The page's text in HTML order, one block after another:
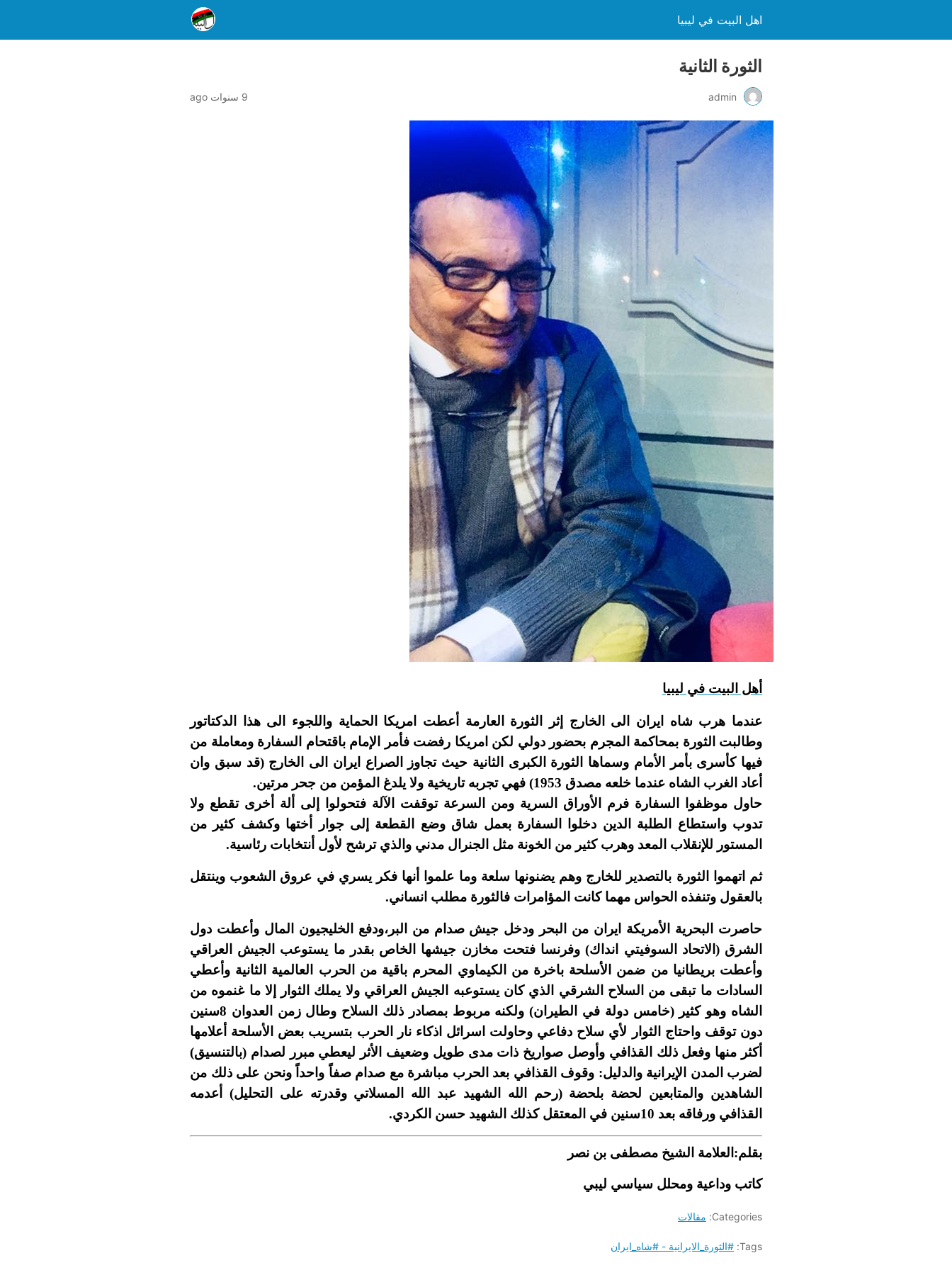
اهل البيت في ليبيا
الثورة الثانية
admin 9 سنوات ago
أهل البيت في ليبيا
عندما هرب شاه ايران الى الخارج إثر الثورة العارمة أعطت امريكا الحماية واللجوء الى هذا الدكتاتور
وطالبت الثورة بمحاكمة المجرم بحضور دولي لكن امريكا رفضت فأمر الإمام باقتحام السفارة ومعاملة من
فيها كأسرى بأمر الأمام وسماها الثورة الكبرى الثانية حيث تجاوز الصراع ايران الى الخارج (قد سبق وان
أعاد الغرب الشاه عندما خلعه مصدق 1953) فهي تجربه تاريخية ولا يلدغ المؤمن من جحر مرتين.
حاول موظفوا السفارة فرم الأوراق السرية ومن السرعة توقفت الآلة فتحولوا إلى ألة أخرى تقطع ولا
تدوب واستطاع الطلبة الدين دخلوا السفارة بعمل شاق وضع القطعة إلى جوار أختها وكشف كثير من
المستور للإنقلاب المعد وهرب كثير من الخونة مثل الجنرال مدني والذي ترشح لأول أنتخابات رئاسية.
ثم اتهموا الثورة بالتصدير للخارج وهم يضنونها سلعة وما علموا أنها فكر يسري في عروق الشعوب وينتقل
بالعقول وتنفذه الحواس مهما كانت المؤامرات فالثورة مطلب انساني.
حاصرت البحرية الأمريكة ايران من البحر ودخل جيش صدام من البر،ودفع الخليجيون المال وأعطت دول
الشرق (الاتحاد السوفيتي انداك) وفرنسا فتحت مخازن جيشها الخاص بقدر ما يستوعب الجيش العراقي
وأعطت بريطانيا من ضمن الأسلحة باخرة من الكيماوي المحرم باقية من الحرب العالمية الثانية وأعطي
السادات ما تبقى من السلاح الشرقي الذي كان يستوعبه الجيش العراقي ولا يملك الثوار إلا ما غنموه من
الشاه وهو كثير (خامس دولة في الطيران) ولكنه مربوط بمصادر ذلك السلاح وطال زمن العدوان 8سنين
دون توقف واحتاج الثوار لأي سلاح دفاعي وحاولت اسرائل اذكاء نار الحرب بتسريب بعض الأسلحة أعلامها
أكثر منها وفعل ذلك القذافي وأوصل صواريخ ذات مدى طويل وضعيف الأثر ليعطي مبرر لصدام (بالتنسيق)
لضرب المدن الإيرانية والدليل: وقوف القذافي بعد الحرب مباشرة مع صدام صفاً واحداً ونحن على ذلك من
الشاهدين والمتابعين لحضة بلحضة (رحم الله الشهيد عبد الله المسلاتي وقدرته على التحليل) أعدمه
القذافي ورفاقه بعد 10سنين في المعتقل كذلك الشهيد حسن الكردي.
بقلم:العلامة الشيخ مصطفى بن نصر
كاتب وداعية ومحلل سياسي ليبي
Categories: مقالات
Tags: #الثورة_الايرانية - #شاه_ايران